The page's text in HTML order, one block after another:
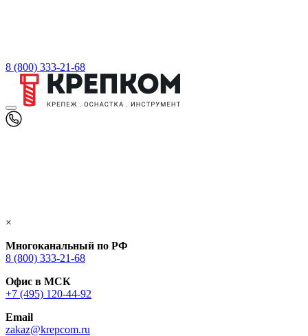
8 (800) 333-21-68
×
Многоканальный по РФ
8 (800) 333‑21-68
Офис в МСК
+7 (495) 120-44-92
Email
zakaz@krepcom.ru